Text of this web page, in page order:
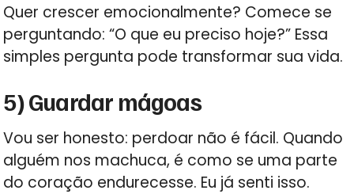
Quer crescer emocionalmente? Comece se
perguntando: “O que eu preciso hoje?” Essa
simples pergunta pode transformar sua vida.
5) Guardar mágoas
Vou ser honesto: perdoar não é fácil. Quando
alguém nos machuca, é como se uma parte
do coração endurecesse. Eu já senti isso.